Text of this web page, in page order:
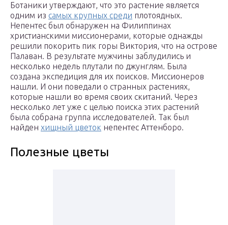
Ботаники утверждают, что это растение является
одним из самых крупных среди плотоядных.
Непентес был обнаружен на Филиппинах
христианскими миссионерами, которые однажды
решили покорить пик горы Виктория, что на острове
Палаван. В результате мужчины заблудились и
несколько недель плутали по джунглям. Была
создана экспедиция для их поисков. Миссионеров
нашли. И они поведали о странных растениях,
которые нашли во время своих скитаний. Через
несколько лет уже с целью поиска этих растений
была собрана группа исследователей. Так был
найден хищный цветок непентес Аттенборо.
Полезные цветы